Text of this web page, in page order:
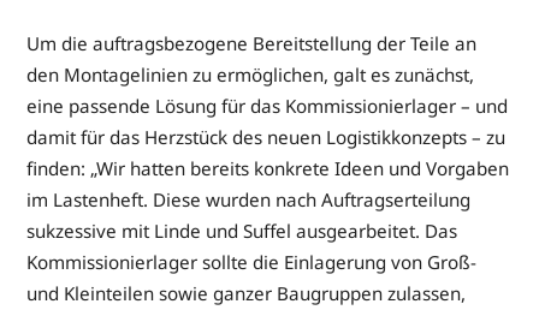
Um die auftragsbezogene Bereitstellung der Teile an
den Montagelinien zu ermöglichen, galt es zunächst,
eine passende Lösung für das Kommissionierlager – und
damit für das Herzstück des neuen Logistikkonzepts – zu
finden: „Wir hatten bereits konkrete Ideen und Vorgaben
im Lastenheft. Diese wurden nach Auftragserteilung
sukzessive mit Linde und Suffel ausgearbeitet. Das
Kommissionierlager sollte die Einlagerung von Groß-
und Kleinteilen sowie ganzer Baugruppen zulassen,